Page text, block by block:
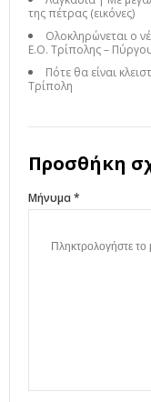
της πέτρας (εικόνες)
Ολοκληρώνεται ο
Ε.Ο. Τρίπολης –
Πότε θα είναι
Τρίπολη
Προσθήκη
Μήνυμα *